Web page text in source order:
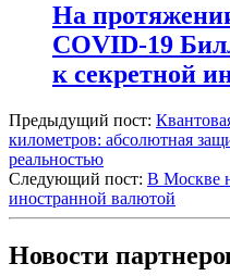
На
COVID-19
к секретной
Предыдущий пост:
километров: абсолютная
реальностью
Следующий пост: В Москве
иностранной валютой
Новости